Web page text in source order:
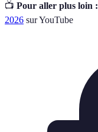
📺 Pour aller plus loin :
2026 sur YouTube